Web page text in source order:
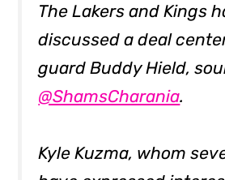
The Lakers and Kings
discussed a deal
guard Buddy Hield,
@ShamsCharania.
Kyle Kuzma, whom